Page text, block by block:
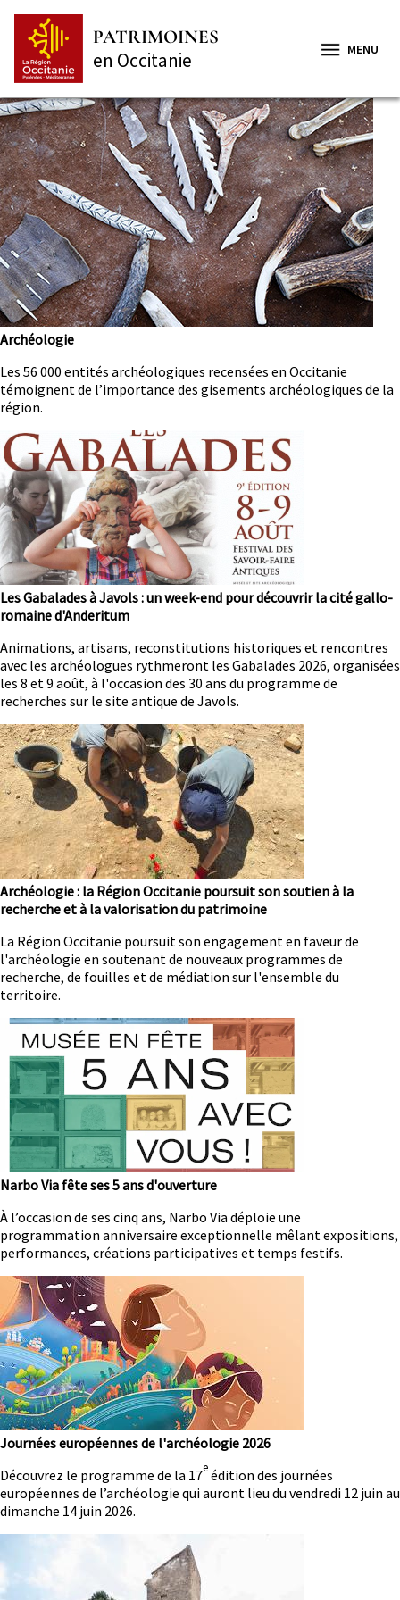
contenu
principal
PATRIMOINES
en Occitanie MENU
Vignette
Nom
Archéologie
Les 56 000 entités archéologiques recensées en Occitanie
témoignent de l’importance des gisements archéologiques de la
région.
Image
Les Gabalades à Javols : un week-end pour découvrir la cité gallo-
romaine d'Anderitum
Résumé
Animations, artisans, reconstitutions historiques et rencontres
avec les archéologues rythmeront les Gabalades 2026, organisées
les 8 et 9 août, à l'occasion des 30 ans du programme de
recherches sur le site antique de Javols.
Image
Archéologie : la Région Occitanie poursuit son soutien à la
recherche et à la valorisation du patrimoine
Résumé
La Région Occitanie poursuit son engagement en faveur de
l'archéologie en soutenant de nouveaux programmes de
recherche, de fouilles et de médiation sur l'ensemble du
territoire.
Image
Narbo Via fête ses 5 ans d'ouverture
Résumé
À l’occasion de ses cinq ans, Narbo Via déploie une
programmation anniversaire exceptionnelle mêlant expositions,
performances, créations participatives et temps festifs.
Image
Journées européennes de l'archéologie 2026
Résumé
Découvrez le programme de la 17eédition des journées
européennes de l’archéologie qui auront lieu du vendredi 12 juin au
dimanche 14 juin 2026.